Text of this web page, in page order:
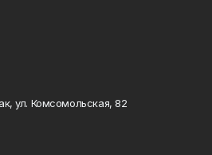
ул. Комсомольская, 82